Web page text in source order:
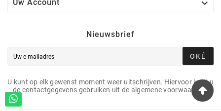
Uw Account 
Nieuwsbrief
OKÉ
U kunt op elk gewenst moment weer uitschrijven. Hiervoor kunt u
de contactgegevens gebruiken uit de algemene voorwaarden.